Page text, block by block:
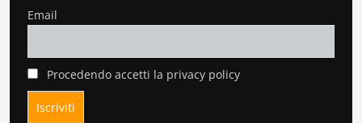
Email
Procedendo accetti la privacy policy